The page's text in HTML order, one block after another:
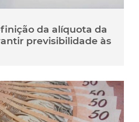
da alíquota da
previsibilidade às